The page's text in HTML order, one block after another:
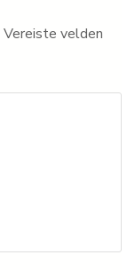
Vereiste velden